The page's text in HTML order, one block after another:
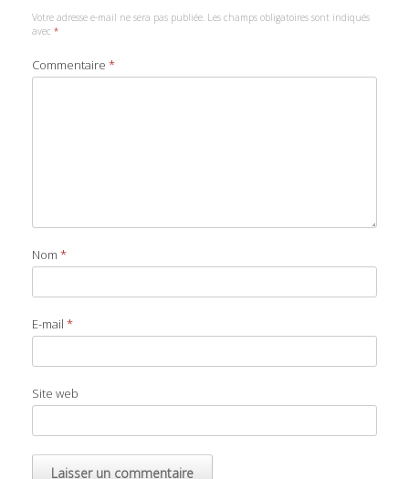
Votre adresse e-mail ne sera pas publiée. Les champs obligatoires sont indiqués
avec *
Commentaire *
Nom *
E-mail *
Site web